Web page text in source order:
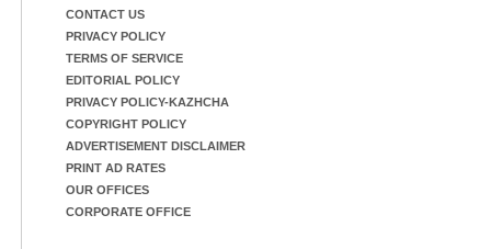
CONTACT US
PRIVACY POLICY
TERMS OF SERVICE
EDITORIAL POLICY
PRIVACY POLICY-KAZHCHA
COPYRIGHT POLICY
ADVERTISEMENT DISCLAIMER
PRINT AD RATES
OUR OFFICES
CORPORATE OFFICE